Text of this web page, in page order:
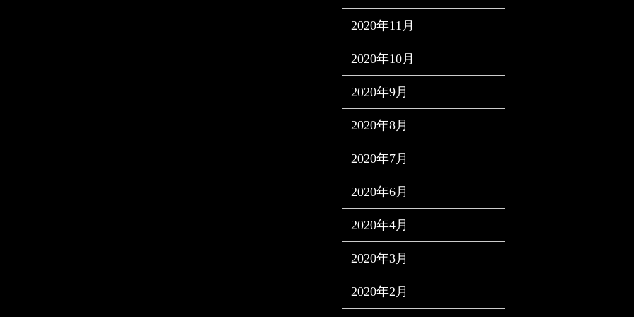
2020年11月
2020年10月
2020年9月
2020年8月
2020年7月
2020年6月
2020年4月
2020年3月
2020年2月